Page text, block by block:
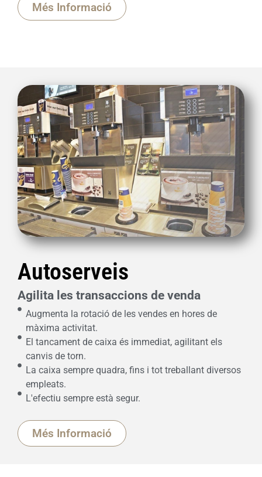
Més Informació
Autoserveis
Agilita les transaccions de venda
Augmenta la rotació de les vendes en hores de
màxima activitat.
El tancament de caixa és immediat, agilitant els
canvis de torn.
La caixa sempre quadra, fins i tot treballant diversos
empleats.
L'efectiu sempre està segur.
Més Informació